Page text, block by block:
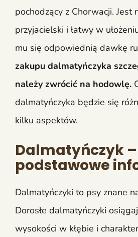
pochodzący z Chorwacji. Jest
przyjacielski i łatwy w
mu się odpowiednią dawkę
zakupu dalmatyńczyka
należy zwrócić na hodowlę.
dalmatyńczyka będzie się
kilku aspektów.
Dalmatyńczyk –
podstawowe
Dalmatyńczyki to psy znane
Dorosłe dalmatyńczyki
wysokości w kłębie i